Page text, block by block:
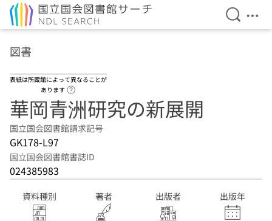
検索を
メ
図書
表紙は所蔵館によって異なることが
あります
華岡青洲研究の新展開
国立国会図書館請求記号
GK178-L97
国立国会図書館書誌ID
024385983
資料種別 著者 出版者 出版年